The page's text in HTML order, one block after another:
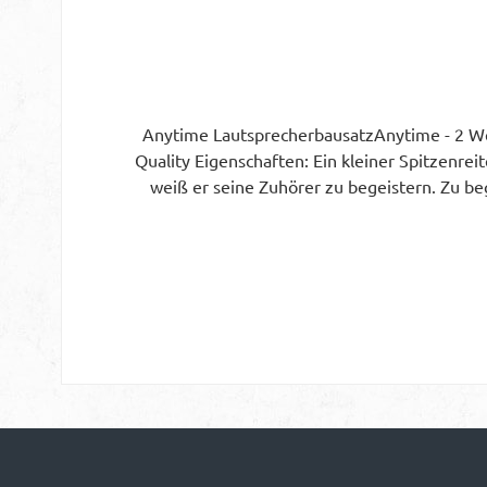
Anytime LautsprecherbausatzAnytime - 2
Quality Eigenschaften: Ein kleiner
weiß er seine Zuhörer zu begeistern. Zu
ähnlich gutmütigen und Harmonischen
unserem Bausatz mit sehr